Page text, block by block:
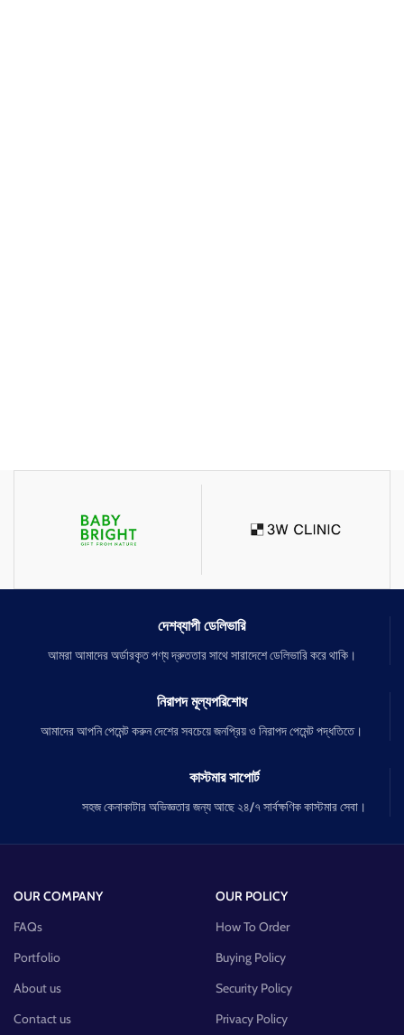
দেশব্যাপী ডেলিভারি
আমরা আমাদের অর্ডারকৃত পণ্য দ্রুততার সাথে সারাদেশে ডেলিভারি করে থাকি।
নিরাপদ মূল্যপরিশোধ
আমাদের আপনি পেমেন্ট করুন দেশের সবচেয়ে জনপ্রিয় ও নিরাপদ পেমেন্ট পদ্ধতিতে।
কাস্টমার সাপোর্ট
সহজ কেনাকাটার অভিজ্ঞতার জন্য আছে ২৪/৭ সার্বক্ষণিক কাস্টমার সেবা।
OUR COMPANY
FAQs
Portfolio
About us
Contact us
OUR POLICY
How To Order
Buying Policy
Security Policy
Privacy Policy